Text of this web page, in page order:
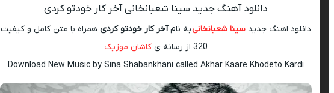
دانلود آهنگ جدید سینا شعبانخانی آخر کار خودتو کردی
دانلود اهنگ جدیدسینا شعبانخانیبه نامآخر کار خودتو کردی همراه با متن کامل و کیفیت
320 از رسانه ی
کاشان موزیک
Download New Music by Sina Shabankhani called Akhar Kaare Khodeto Kardi